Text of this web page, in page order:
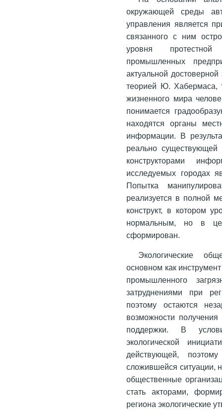
окружающей среды
управления является
связанного с ним
уровня протестной
промышленных
актуальной
теорией Ю. Хабермаса,
жизненного мира
понимается
находятся органы
информации. В
реально существующей
конструкторами
исследуемых городах
Попытка
реализуется в полной
конструкт, в котором
нормальным, но в
сформирован.
Экологические
основном как
промышленного
затруднениями при
поэтому остаются
возможности
поддержки. В
экологической
действующей,
сложившейся ситуации,
общественные
стать акторами,
региона экологические